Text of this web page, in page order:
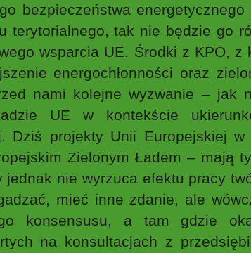
bezpieczeństwa
terytorialnego, tak nie będzie go
wsparcia UE. Środki z KPO, z
energochłonności oraz
nami kolejne wyzwanie – jak
UE w kontekście
Dziś projekty Unii Europejskiej
Zielonym Ładem – mają
nie wyrzuca efektu pracy
mieć inne zdanie, ale
konsensusu, a tam gdzie
na konsultacjach z